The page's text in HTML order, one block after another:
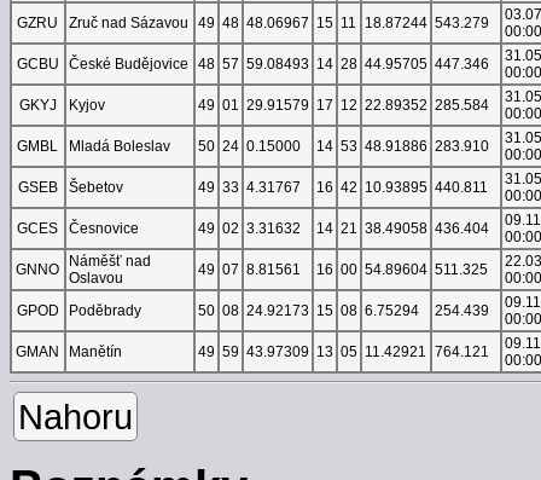
GZRU
Zruč nad Sázavou 49 48 48.06967 15 11 18.87244 543.279
00:00
GCBU
České Budějovice 48 57 59.08493 14 28 44.95705 447.346
00:00
GKYJ
Kyjov 49 01 29.91579 17 12 22.89352 285.584
00:00
GMBL
Mladá Boleslav 50 24 0.15000 14 53 48.91886 283.910
00:00
GSEB
Šebetov 49 33 4.31767 16 42 10.93895 440.811
00:00
GCES
Česnovice 49 02 3.31632 14 21 38.49058 436.404
00:00
GNNO
Náměšť nad
Oslavou
49 07 8.81561 16 00 54.89604 511.325
00:00
GPOD
Poděbrady 50 08 24.92173 15 08 6.75294 254.439
00:00
GMAN
Manětín 49 59 43.97309 13 05 11.42921 764.121
00:00
Nahoru